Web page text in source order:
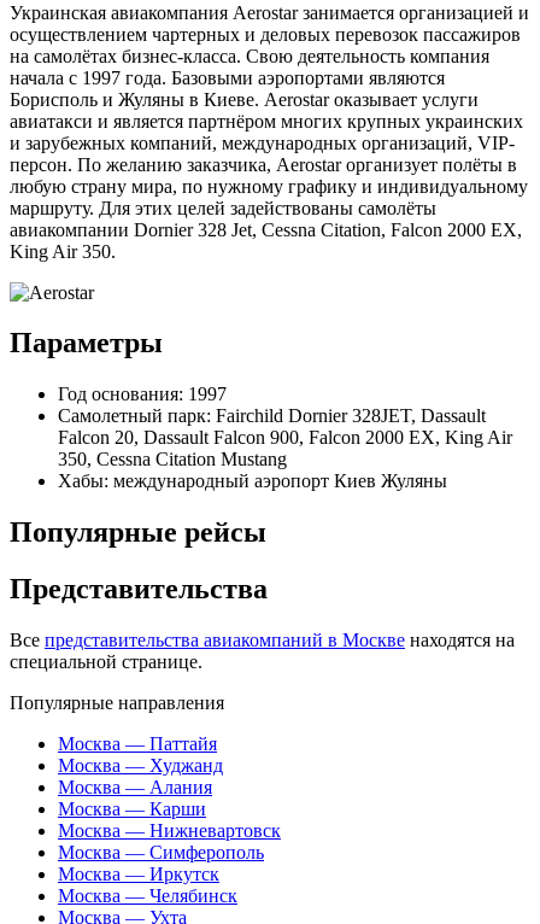
Украинская авиакомпания Aerostar занимается организацией и
осуществлением чартерных и деловых перевозок пассажиров
на самолётах бизнес-класса. Свою деятельность компания
начала с 1997 года. Базовыми аэропортами являются
Борисполь и Жуляны в Киеве. Aerostar оказывает услуги
авиатакси и является партнёром многих крупных украинских
и зарубежных компаний, международных организаций, VIP-
персон. По желанию заказчика, Aerostar организует полёты в
любую страну мира, по нужному графику и индивидуальному
маршруту. Для этих целей задействованы самолёты
авиакомпании Dornier 328 Jet, Cessna Citation, Falcon 2000 EX,
King Air 350.
Параметры
Год основания: 1997
Самолетный парк: Fairchild Dornier 328JET, Dassault
Falcon 20, Dassault Falcon 900, Falcon 2000 EX, King Air
350, Cessna Citation Mustang
Хабы: международный аэропорт Киев Жуляны
Популярные рейсы
Представительства
Все представительства авиакомпаний в Москве находятся на
специальной странице.
Популярные направления
Москва — Паттайя
Москва — Худжанд
Москва — Алания
Москва — Карши
Москва — Нижневартовск
Москва — Симферополь
Москва — Иркутск
Москва — Челябинск
Москва — Ухта